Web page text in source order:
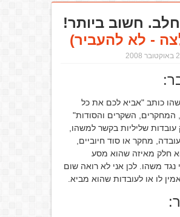
חשוב ביותר!
- לא להעביר)
כותב "אביא לכם את כל
המחקרים, השקרים והסודות"
עובדות שליליות בקשר למשהו,
מחקר או סוד חיוביים,
חלק מאיזה שהוא מסע
נגד משהו. לכן אני לא רואה שום
לו או לעובדות שהוא מביא.